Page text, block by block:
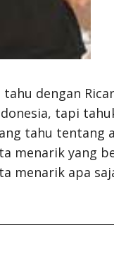
dengan
tapi
tahu tentang
menarik yang
menarik apa